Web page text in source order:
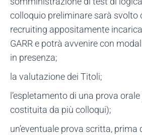
colloquio preliminare sarà svolto
recruiting appositamente
GARR e potrà avvenire con
in presenza;
la valutazione dei Titoli;
l’espletamento di una prova
costituita da più colloqui);
un’eventuale prova scritta, prima